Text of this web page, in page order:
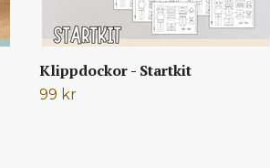
Klippdockor - Startkit
99 kr